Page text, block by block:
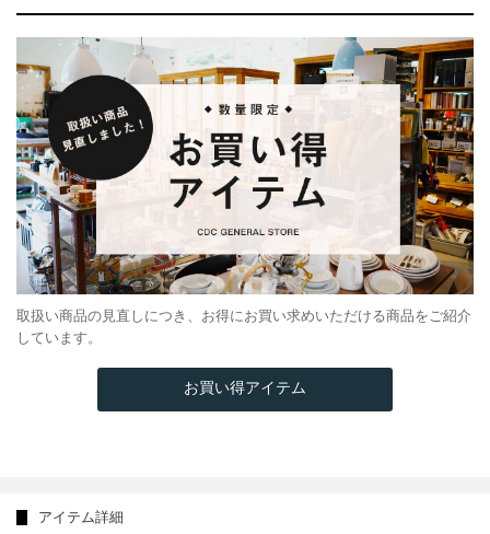
取扱い商品の見直しにつき、お得にお買い求めいただける商品をご紹介
しています。
お買い得アイテム
アイテム詳細